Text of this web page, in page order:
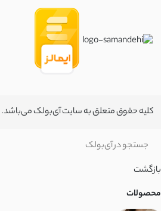
کلیه حقوق متعلق به سایت آی‌بولک
بازگشت
محصولات